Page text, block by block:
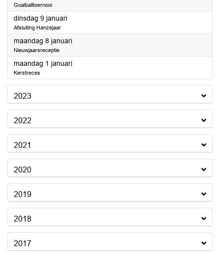
Goalballtoernooi
dinsdag 9 januari2024
Afsluiting Hanzejaar
maandag 8 januari2024
Nieuwjaarsreceptie
maandag 1 januari2024
Kerstreces
2023
2022
2021
2020
2019
2018
2017